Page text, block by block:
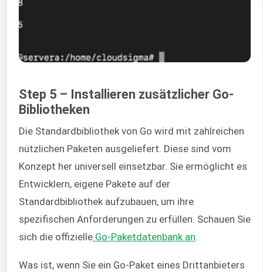
Step 5 – Installieren zusätzlicher Go-
Bibliotheken
Die Standardbibliothek von Go wird mit zahlreichen
nützlichen Paketen ausgeliefert. Diese sind vom
Konzept her universell einsetzbar. Sie ermöglicht es
Entwicklern, eigene Pakete auf der
Standardbibliothek aufzubauen, um ihre
spezifischen Anforderungen zu erfüllen. Schauen Sie
sich die offizielle Go-Paketdatenbank an
Was ist, wenn Sie ein Go-Paket eines Drittanbieters